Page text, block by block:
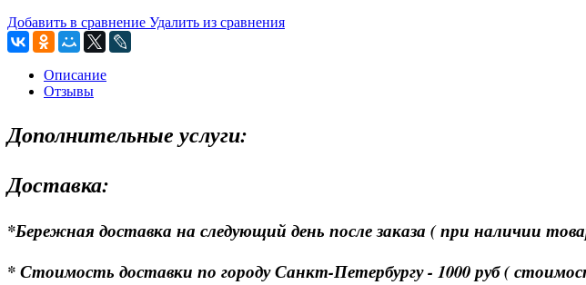
Добавить в сравнение Удалить из сравнения
Описание
Отзывы
Дополнительные услуги:
Доставка:
*Бережная доставка на следующий день после заказа ( при наличии
* Стоимость доставки по городу Санкт-Петербургу - 1000 руб (